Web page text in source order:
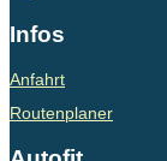
Infos
Anfahrt
Routenplaner